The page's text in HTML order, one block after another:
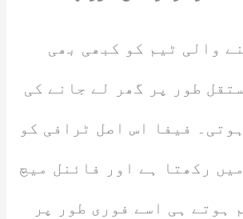
والی ٹیم کو کبھی بھی
طور پر گھر لے جانے کی
فیفا اس اصل ٹرافی کو
رکھتا ہے اور فائنل میچ
ہوتے ہی اسے فوری طور پر